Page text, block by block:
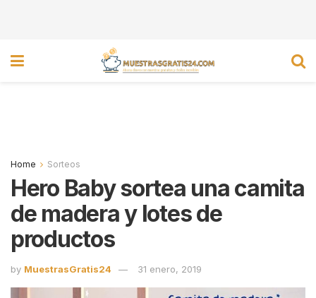
Home Sorteos
Hero Baby sortea una camita
de madera y lotes de
productos
by MuestrasGratis24 31 enero, 2019